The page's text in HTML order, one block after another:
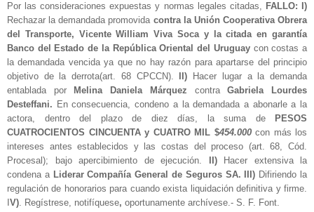
Por las consideraciones expuestas y normas legales citadas, FALLO: I)
Rechazar la demandada promovida contra la Unión Cooperativa Obrera
del Transporte, Vicente William Viva Soca y la citada en garantía
Banco del Estado de la República Oriental del Uruguay con costas a
la demandada vencida ya que no hay razón para apartarse del principio
objetivo de la derrota(art. 68 CPCCN).
II)
Hacer lugar a la demanda
entablada por
Melina Daniela Márquez contraGabriela Lourdes
Desteffani. En consecuencia, condeno a la demandada a abonarle a la
actora, dentro del plazo de diez días, la suma de
PESOS
CUATROCIENTOS CINCUENTA y CUATRO MIL $454.000 con más los
intereses antes establecidos y las costas del proceso (art. 68, Cód.
Procesal); bajo apercibimiento de ejecución.
II)
Hacer extensiva la
condena a Liderar Compañía General de Seguros SA. III) Difiriendo la
regulación de honorarios para cuando exista liquidación definitiva y firme.
V). Regístrese, notifíquese, oportunamente archívese.- S. F. Font.